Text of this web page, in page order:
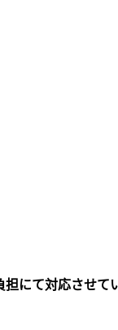
にて対応させて